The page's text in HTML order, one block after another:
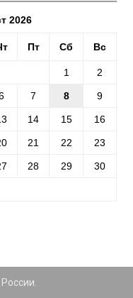
2026
Пт Сб Вс
1 2
7 8 9
14 15 16
21 22 23
28 29 30